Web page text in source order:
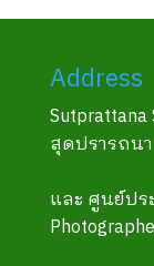
Address
Sutprattana
สุดปรารถน
และ ศูนย์ปร